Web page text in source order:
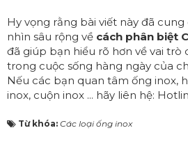
Hy vọng rằng bài viết này đã
nhìn sâu rộng về cách phân biệt
đã giúp bạn hiểu rõ hơn về vai trò
trong cuộc sống hàng ngày của
Nếu các bạn quan tâm ống inox,
inox, cuộn inox ... hãy liên hệ:
Từ khóa: Các loại ống inox